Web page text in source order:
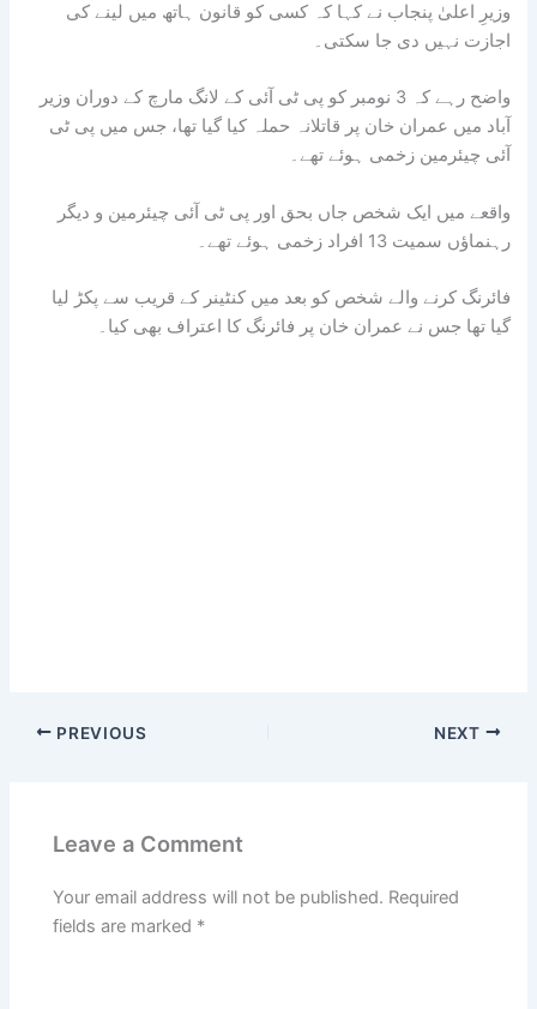
وزیرِ اعلیٰ پنجاب نے کہا کہ کسی کو قانون ہاتھ میں لینے کی
اجازت نہیں دی جا سکتی۔
واضح رہے کہ 3 نومبر کو پی ٹی آئی کے لانگ مارچ کے دوران وزیر
آباد میں عمران خان پر قاتلانہ حملہ کیا گیا تھا، جس میں پی ٹی
آئی چیئرمین زخمی ہوئے تھے۔
واقعے میں ایک شخص جاں بحق اور پی ٹی آئی چیئرمین و دیگر
رہنماؤں سمیت 13 افراد زخمی ہوئے تھے۔
فائرنگ کرنے والے شخص کو بعد میں کنٹینر کے قریب سے پکڑ لیا
گیا تھا جس نے عمران خان پر فائرنگ کا اعتراف بھی کیا۔
PREVIOUS NEXT
Leave a Comment
Your email address will not be published. Required
fields are marked *